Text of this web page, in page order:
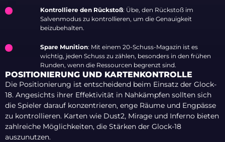
Kontrolliere den Rückstoß: Übe, den Rückstoß im
Salvenmodus zu kontrollieren, um die Genauigkeit
beizubehalten.
Spare Munition: Mit einem 20-Schuss-Magazin ist es
wichtig, jeden Schuss zu zählen, besonders in den frühen
Runden, wenn die Ressourcen begrenzt sind.
POSITIONIERUNG UND KARTENKONTROLLE
Die Positionierung ist entscheidend beim Einsatz der Glock-
18. Angesichts ihrer Effektivität in Nahkämpfen sollten sich
die Spieler darauf konzentrieren, enge Räume und Engpässe
zu kontrollieren. Karten wie Dust2, Mirage und Inferno bieten
zahlreiche Möglichkeiten, die Stärken der Glock-18
auszunutzen.